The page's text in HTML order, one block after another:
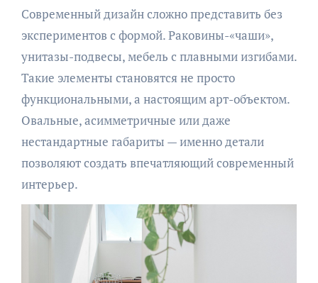
Современный дизайн сложно представить без
экспериментов с формой. Раковины-«чаши»,
унитазы-подвесы, мебель с плавными изгибами.
Такие элементы становятся не просто
функциональными, а настоящим арт-объектом.
Овальные, асимметричные или даже
нестандартные габариты — именно детали
позволяют создать впечатляющий современный
интерьер.